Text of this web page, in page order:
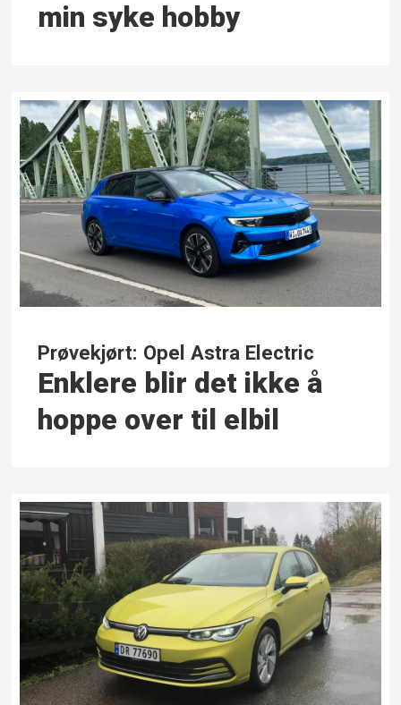
min syke hobby
Prøvekjørt: Opel Astra Electric
Enklere blir det ikke å
hoppe over til elbil